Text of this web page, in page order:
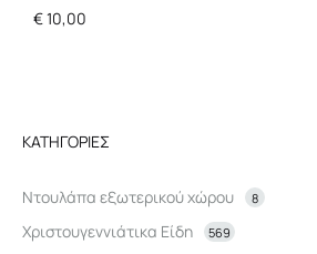
€10,00
ΚΑΤΗΓΟΡΊΕΣ
Ντουλάπα εξωτερικού χώρου 8
Χριστουγεννιάτικα Είδη 569